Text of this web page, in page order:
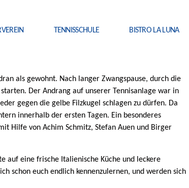
TENNISSCHULE BISTRO LA LUNA
als gewohnt. Nach langer Zwangspause, durch die
Der Andrang auf unserer Tennisanlage war in
gegen die gelbe Filzkugel schlagen zu dürfen. Da
innerhalb der ersten Tagen. Ein besonderes
Hilfe von Achim Schmitz, Stefan Auen und Birger
auf eine frische Italienische Küche und leckere
schon euch endlich kennenzulernen, und werden sich